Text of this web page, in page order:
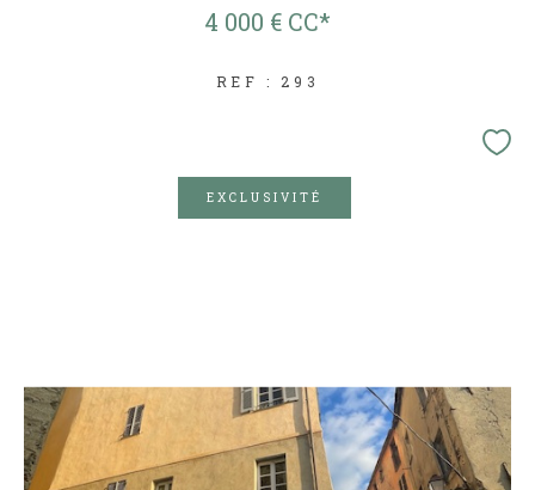
4 000 € CC*
REF : 293
EXCLUSIVITÉ